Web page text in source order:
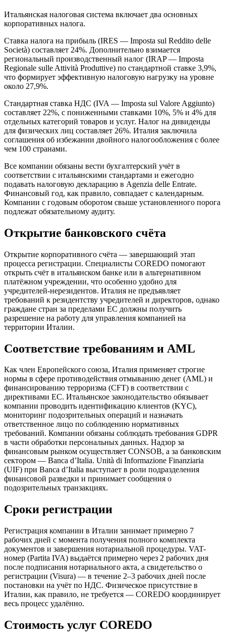
Итальянская налоговая система включает два основных
корпоративных налога.
Ставка налога на прибыль (IRES — Imposta sul Reddito delle
Società) составляет 24%. Дополнительно взимается
региональный производственный налог (IRAP — Imposta
Regionale sulle Attività Produttive) по стандартной ставке 3,9%,
что формирует эффективную налоговую нагрузку на уровне
около 27,9%.
Стандартная ставка НДС (IVA — Imposta sul Valore Aggiunto)
составляет 22%, с пониженными ставками 10%, 5% и 4% для
отдельных категорий товаров и услуг. Налог на дивиденды
для физических лиц составляет 26%. Италия заключила
соглашения об избежании двойного налогообложения с более
чем 100 странами.
Все компании обязаны вести бухгалтерский учёт в
соответствии с итальянскими стандартами и ежегодно
подавать налоговую декларацию в Agenzia delle Entrate.
Финансовый год, как правило, совпадает с календарным.
Компании с годовым оборотом свыше установленного порога
подлежат обязательному аудиту.
Открытие банковского счёта
Открытие корпоративного счёта — завершающий этап
процесса регистрации. Специалисты COREDO помогают
открыть счёт в итальянском банке или в альтернативном
платёжном учреждении, что особенно удобно для
учредителей-нерезидентов. Италия не предъявляет
требований к резидентству учредителей и директоров, однако
граждане стран за пределами ЕС должны получить
разрешение на работу для управления компанией на
территории Италии.
Соответствие требованиям и AML
Как член Европейского союза, Италия применяет строгие
нормы в сфере противодействия отмыванию денег (AML) и
финансированию терроризма (CFT) в соответствии с
директивами ЕС. Итальянское законодательство обязывает
компании проводить идентификацию клиентов (KYC),
мониторинг подозрительных операций и назначать
ответственное лицо по соблюдению нормативных
требований. Компании обязаны соблюдать требования GDPR
в части обработки персональных данных. Надзор за
финансовым рынком осуществляет CONSOB, а за банковским
сектором — Banca d’Italia. Unità di Informazione Finanziaria
(UIF) при Banca d’Italia выступает в роли подразделения
финансовой разведки и принимает сообщения о
подозрительных транзакциях.
Сроки регистрации
Регистрация компании в Италии занимает примерно 7
рабочих дней с момента получения полного комплекта
документов и завершения нотариальной процедуры. VAT-
номер (Partita IVA) выдаётся примерно через 2 рабочих дня
после подписания нотариального акта, а свидетельство о
регистрации (Visura) — в течение 2–3 рабочих дней после
постановки на учёт по НДС. Физическое присутствие в
Италии, как правило, не требуется — COREDO координирует
весь процесс удалённо.
Стоимость услуг COREDO